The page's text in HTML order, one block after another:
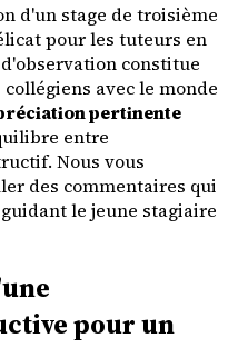
d'un stage de troisième
pour les tuteurs en
constitue
avec le monde
pertinente
entre
Nous vous
des commentaires qui
le jeune stagiaire
pour un